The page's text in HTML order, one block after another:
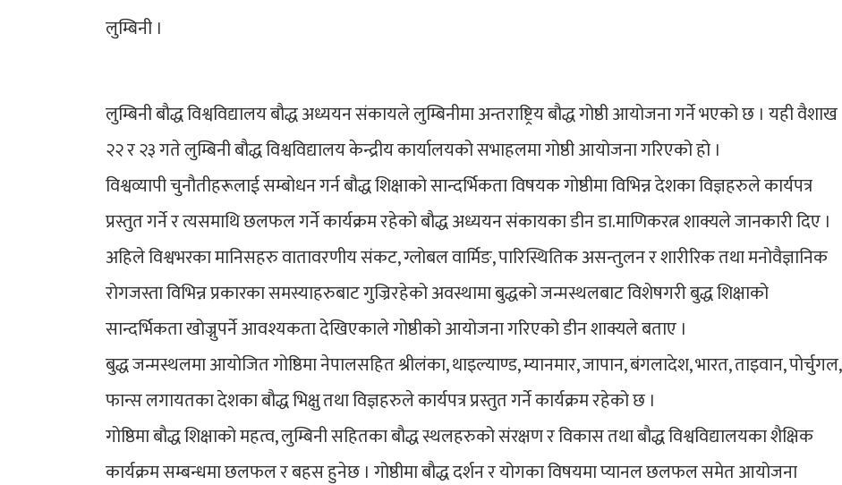
लुम्बिनी ।
लुम्बिनी बौद्ध विश्वविद्यालय बौद्ध अध्ययन संकायले लुम्बिनीमा अन्तराष्ट्रिय बौद्ध गोष्ठी आयोजना गर्ने भएको छ । यही वैशाख
२२ र २३ गते लुम्बिनी बौद्ध विश्वविद्यालय केन्द्रीय कार्यालयको सभाहलमा गोष्ठी आयोजना गरिएको हो ।
विश्वव्यापी चुनौतीहरूलाई सम्बोधन गर्न बौद्ध शिक्षाको सान्दर्भिकता विषयक गोष्ठीमा विभिन्न देशका विज्ञहरुले कार्यपत्र
प्रस्तुत गर्ने र त्यसमाथि छलफल गर्ने कार्यक्रम रहेको बौद्ध अध्ययन संकायका डीन डा.माणिकरत्न शाक्यले जानकारी दिए ।
अहिले विश्वभरका मानिसहरु वातावरणीय संकट, ग्लोबल वार्मिङ, पारिस्थितिक असन्तुलन र शारीरिक तथा मनोवैज्ञानिक
रोगजस्ता विभिन्न प्रकारका समस्याहरुबाट गुज्रिरहेको अवस्थामा बुद्धको जन्मस्थलबाट विशेषगरी बुद्ध शिक्षाको
सान्दर्भिकता खोज्नुपर्ने आवश्यकता देखिएकाले गोष्ठीको आयोजना गरिएको डीन शाक्यले बताए ।
बुद्ध जन्मस्थलमा आयोजित गोष्ठिमा नेपालसहित श्रीलंका, थाइल्याण्ड, म्यानमार, जापान, बंगलादेश, भारत, ताइवान, पोर्चुगल,
फान्स लगायतका देशका बौद्ध भिक्षु तथा विज्ञहरुले कार्यपत्र प्रस्तुत गर्ने कार्यक्रम रहेको छ ।
गोष्ठिमा बौद्ध शिक्षाको महत्व, लुम्बिनी सहितका बौद्ध स्थलहरुको संरक्षण र विकास तथा बौद्ध विश्वविद्यालयका शैक्षिक
कार्यक्रम सम्बन्धमा छलफल र बहस हुनेछ । गोष्ठीमा बौद्ध दर्शन र योगका विषयमा प्यानल छलफल समेत आयोजना